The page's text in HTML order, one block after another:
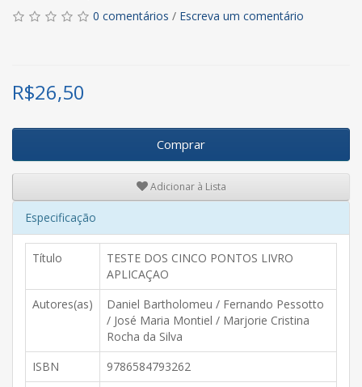
0 comentários / Escreva um comentário
R$26,50
Comprar
Adicionar à Lista
Especificação
Título
TESTE DOS CINCO PONTOS LIVRO
APLICAÇAO
Autores(as)
Daniel Bartholomeu / Fernando Pessotto
/ José Maria Montiel / Marjorie Cristina
Rocha da Silva
ISBN
9786584793262